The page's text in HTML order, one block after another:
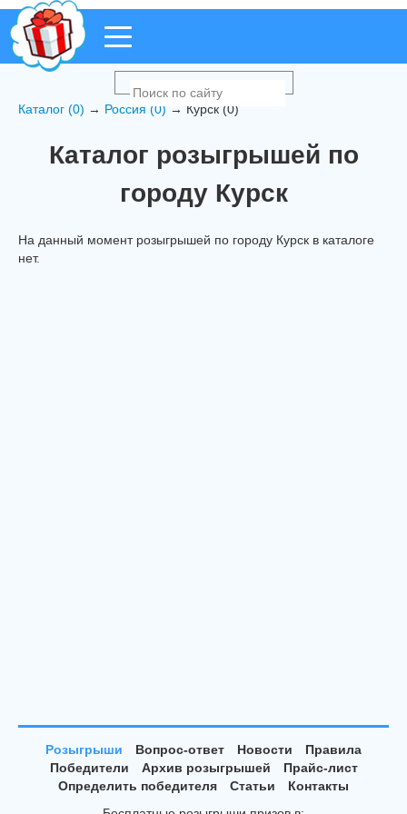
Каталог (0) → Россия (0) → Курск (0)
Каталог розыгрышей по
городу Курск
На данный момент розыгрышей по городу Курск в каталоге
нет.
Розыгрыши Вопрос-ответ Новости
Правила
Победители
Архив розыгрышей
Прайс-лист
Определить победителя
Статьи
Контакты